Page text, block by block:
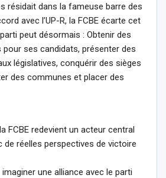
résidait dans la fameuse barre des
avec l’UP-R, la FCBE écarte cet
peut désormais : Obtenir des
pour ses candidats, présenter des
législatives, conquérir des sièges
des communes et placer des
FCBE redevient un acteur central
de réelles perspectives de victoire
une alliance avec le parti